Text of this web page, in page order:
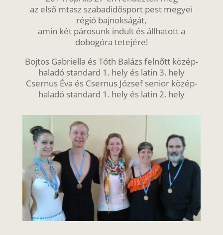
az első mtasz szabadidősport pest megyei
régió bajnokságát,
amin két párosunk indult és állhatott a
dobogóra tetejére!
Bojtos Gabriella és Tóth Balázs felnőtt közép-
haladó standard 1. hely és latin 3. hely
Csernus Éva és Csernus József senior közép-
haladó standard 1. hely és latin 2. hely